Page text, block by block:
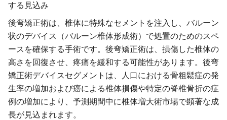
する見込み
後弯矯正術は、椎体に特殊なセメントを注入し、バルーン
状のデバイス（バルーン椎体形成術）で処置のためのスペ
ースを確保する手術です。後弯矯正術は、損傷した椎体の
高さを回復させ、疼痛を緩和する可能性があります。後弯
矯正術デバイスセグメントは、人口における骨粗鬆症の発
生率の増加および癌による椎体損傷や特定の脊椎骨折の症
例の増加により、予測期間中に椎体増大術市場で顕著な成
長が見込まれます。